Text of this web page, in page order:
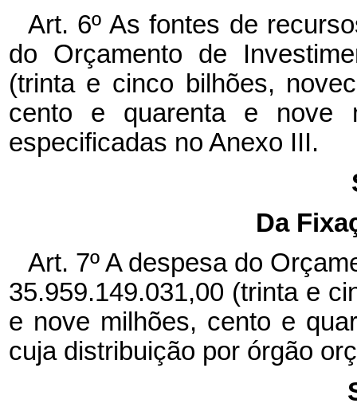
Art. 6º As fontes de
do Orçamento de
(trinta e cinco bilhões,
cento e quarenta e nove
especificadas no Anexo III.
Da
Art. 7º A despesa do
35.959.149.031,00 (trinta e
e nove milhões, cento e
cuja distribuição por órgão